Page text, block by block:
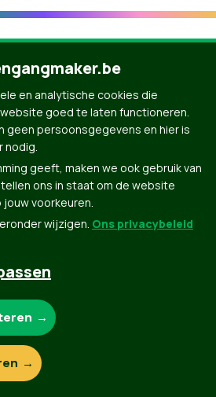
metNationBuilder| Gebouwd doorTectonica
Privacybeleid
en analytische cookies die
goed te laten functioneren.
geen persoonsgegevens en hier is
nodig.
geeft, maken we ook gebruik van
ons in staat om de website
voorkeuren.
wijzigen. Ons privacybeleid
cookies: